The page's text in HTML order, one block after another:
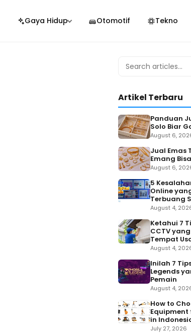
Gaya Hidup Otomotif Tekno
Search
Artikel Terbaru
Panduan
Solo Biar
August 6,
Jual Emas
Emang
August 6,
5
Online
Terbuang
August 4,
Ketahui 7
CCTV
Tempat
August 4,
Inilah 7
Legends
Pemain
August 4,
How to
in
July 27, 2026